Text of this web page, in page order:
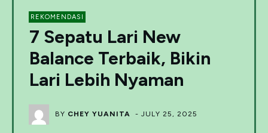
REKOMENDASI
7 Sepatu Lari New
Balance Terbaik, Bikin
Lari Lebih Nyaman
BY CHEY YUANITA - JULY 25, 2025